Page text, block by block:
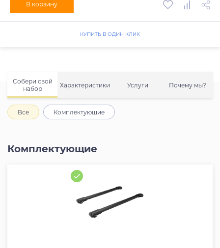
Собери свой
набор
Характеристики Услуги Почему мы?
Все Комплектующие
Комплектующие
В корзину
КУПИТЬ В ОДИН КЛИК